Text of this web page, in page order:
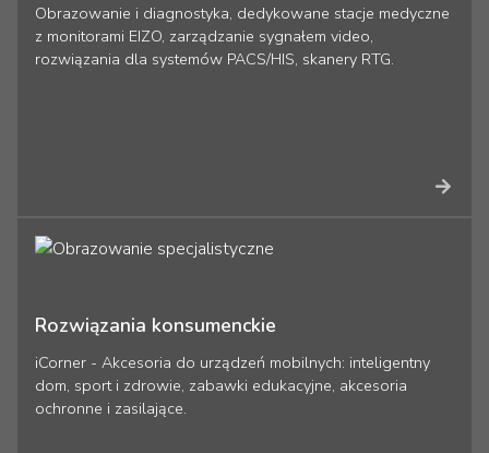
Obrazowanie i diagnostyka, dedykowane stacje medyczne
z monitorami EIZO, zarządzanie sygnałem video,
rozwiązania dla systemów PACS/HIS, skanery RTG.
Rozwiązania konsumenckie
iCorner - Akcesoria do urządzeń mobilnych: inteligentny
dom, sport i zdrowie, zabawki edukacyjne, akcesoria
ochronne i zasilające.